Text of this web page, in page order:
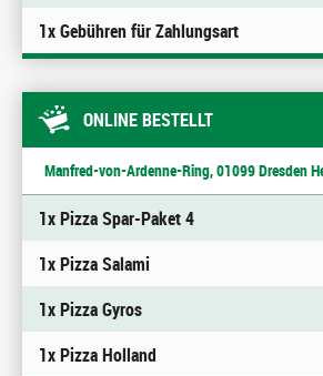
1x Gebühren für Zahlungsart
ONLINE BESTELLT
Manfred-von-Ardenne-Ring, 01099 Dresden
1x Pizza Spar-Paket 4
1x Pizza Salami
1x Pizza Gyros
1x Pizza Holland